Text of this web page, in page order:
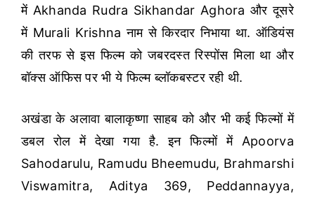
में Akhanda Rudra Sikhandar Aghora और दूसरे
में Murali Krishna नाम से किरदार निभाया था. ऑडियंस
की तरफ से इस फिल्म को जबरदस्त रिस्पोंस मिला था और
बॉक्स ऑफिस पर भी ये फिल्म ब्लॉकबस्टर रही थी.
अखंडा के अलावा बालाकृष्णा साहब को और भी कई फिल्मों में
डबल रोल में देखा गया है. इन फिल्मों में Apoorva
Sahodarulu, Ramudu Bheemudu, Brahmarshi
Viswamitra, Aditya 369, Peddannayya,